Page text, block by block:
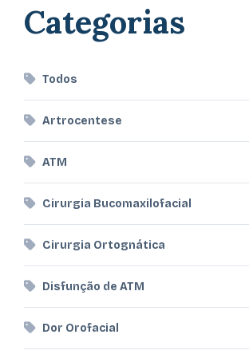
Categorias
Todos
Artrocentese
ATM
Cirurgia Bucomaxilofacial
Cirurgia Ortognática
Disfunção de ATM
Dor Orofacial